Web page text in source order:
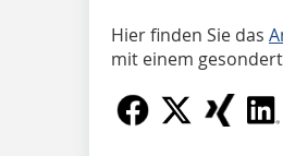
Hier finden Sie das
mit einem